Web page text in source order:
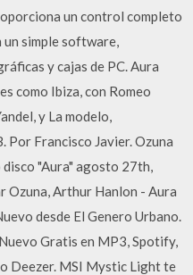
un control completo
un simple software,
y cajas de PC. Aura
como Ibiza, con Romeo
y La modelo,
Por Francisco Javier. Ozuna
"Aura" agosto 27th,
Ozuna, Arthur Hanlon - Aura
desde El Genero Urbano.
Gratis en MP3, Spotify,
Deezer. MSI Mystic Light te